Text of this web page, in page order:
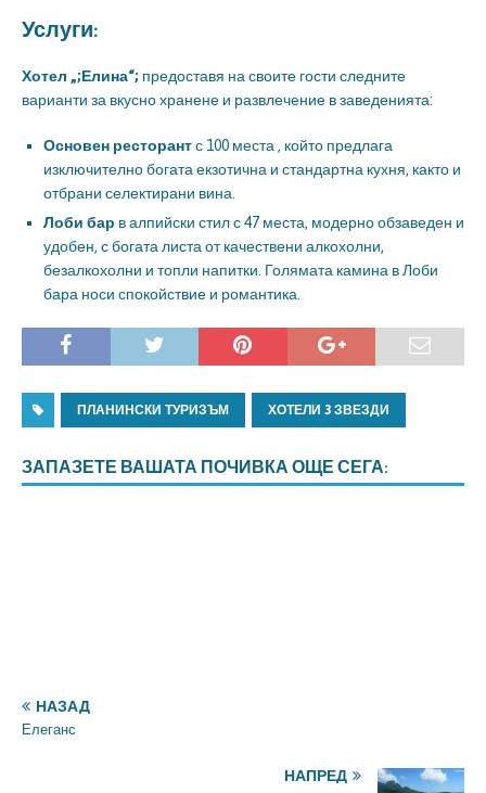
Услуги:
Хотел „;Елина“; предоставя на своите гости следните
варианти за вкусно хранене и развлечение в заведенията:
Основен ресторантс 100 места , който предлага
изключително богата екзотична и стандартна кухня, както и
отбрани селектирани вина.
Лоби бар в алпийски стил с 47 места, модерно обзаведен и
удобен, с богата листа от качествени алкохолни,
безалкохолни и топли напитки. Голямата камина в Лоби
бара носи спокойствие и романтика.
ПЛАНИНСКИ ТУРИЗЪМ ХОТЕЛИ 3 ЗВЕЗДИ
ЗАПАЗЕТЕ ВАШАТА ПОЧИВКА ОЩЕ СЕГА:
НАЗАД
Елеганс
НАПРЕД